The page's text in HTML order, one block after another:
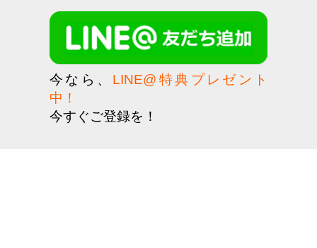
今なら、 LINE@特典プレゼント
中！
今すぐご登録を！